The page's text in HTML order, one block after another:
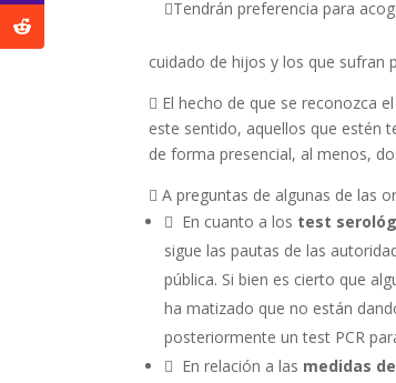
Tendrán preferencia para
cuidado de hijos y los que sufran
 El hecho de que se reconozca
este sentido, aquellos que estén
de forma presencial, al menos,
 A preguntas de algunas de las
 En cuanto a los test
sigue las pautas de las
pública. Si bien es cierto que
ha matizado que no están
posteriormente un test PCR
 En relación a las medidas